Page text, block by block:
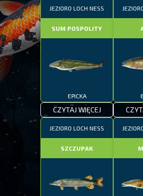
JEZIORO LOCH NESS
SUM POSPOLITY
EPICKA
CZYTAJ WIĘCEJ
JEZIORO LOCH NESS
SZCZUPAK